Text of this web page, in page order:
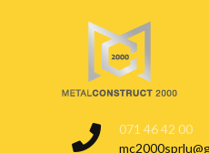
SERVICES
CONSTRUCTION CITERNE
NETTOYAGE & DÉGAZAGE
071 46 42 00